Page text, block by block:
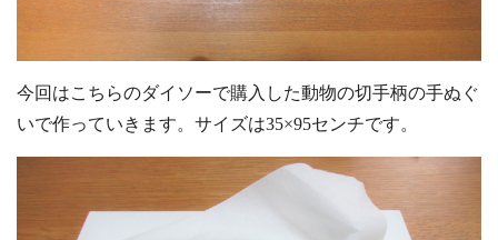
今回はこちらのダイソーで購入した動物の切手柄の手ぬぐ
いで作っていきます。サイズは35×95センチです。